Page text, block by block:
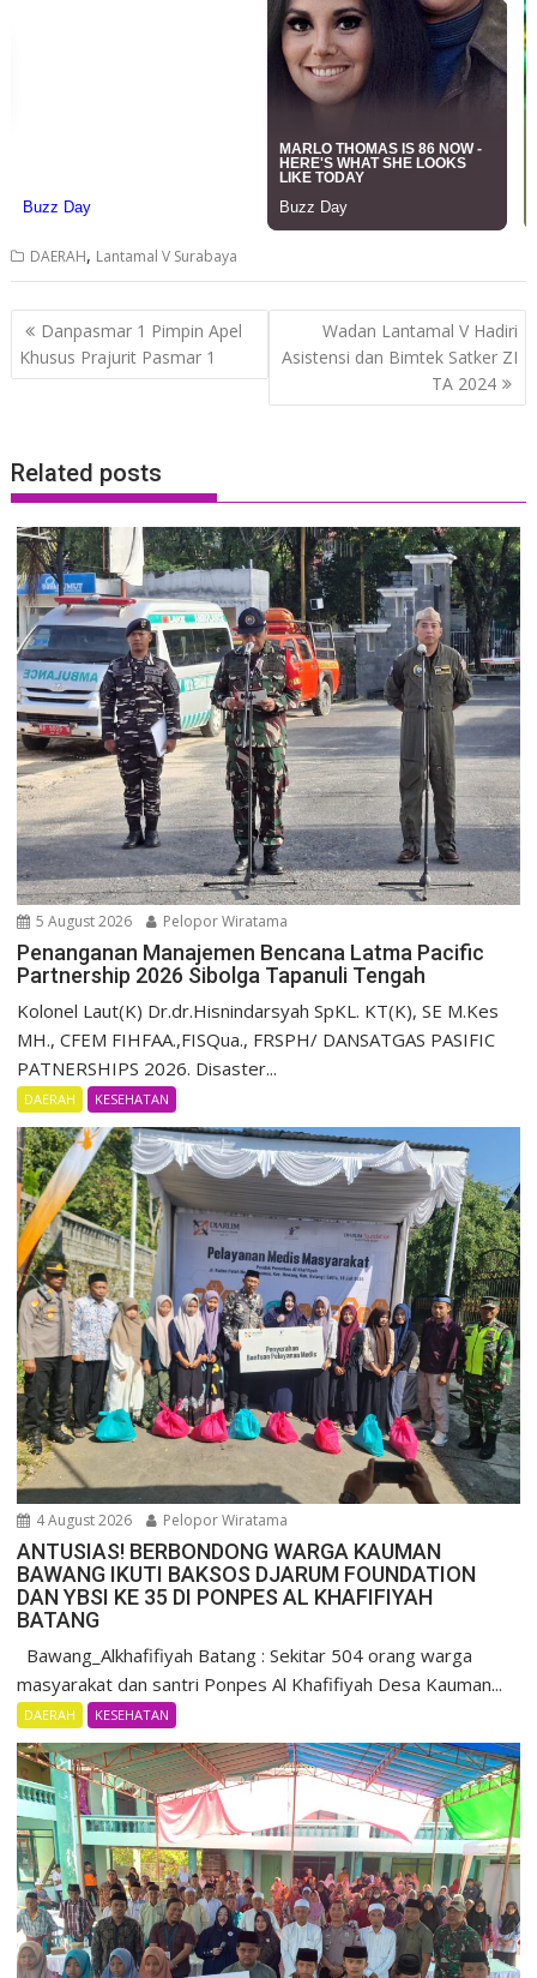
DAERAH, Lantamal V Surabaya
Post
navigation
Danpasmar 1 Pimpin Apel
Khusus Prajurit Pasmar 1
Wadan Lantamal V Hadiri
Asistensi dan Bimtek Satker ZI
TA 2024
Related posts
5 August 2026 Pelopor Wiratama
Penanganan Manajemen Bencana Latma Pacific
Partnership 2026 Sibolga Tapanuli Tengah
Kolonel Laut(K) Dr.dr.Hisnindarsyah SpKL. KT(K), SE M.Kes
MH., CFEM FIHFAA.,FISQua., FRSPH/ DANSATGAS PASIFIC
PATNERSHIPS 2026. Disaster...
DAERAH KESEHATAN
4 August 2026 Pelopor Wiratama
ANTUSIAS! BERBONDONG WARGA KAUMAN
BAWANG IKUTI BAKSOS DJARUM FOUNDATION
DAN YBSI KE 35 DI PONPES AL KHAFIFIYAH
BATANG
Bawang_Alkhafifiyah Batang : Sekitar 504 orang warga
masyarakat dan santri Ponpes Al Khafifiyah Desa Kauman...
DAERAH KESEHATAN